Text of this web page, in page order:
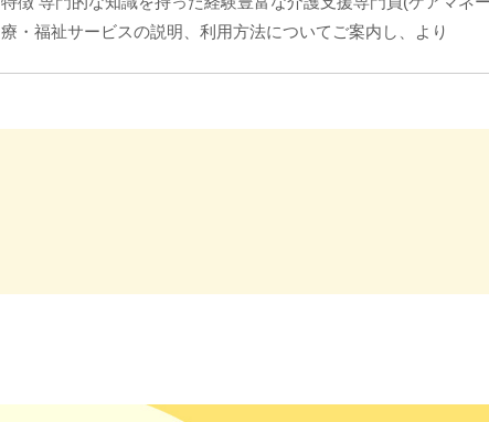
療・福祉サービスの説明、利用方法についてご案内し、より